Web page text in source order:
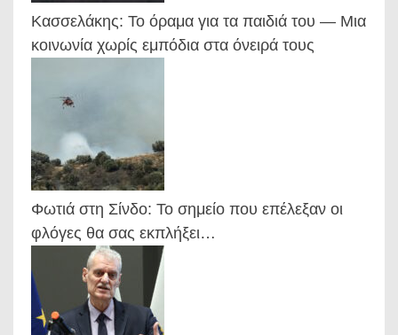
Κασσελάκης: Το όραμα για τα παιδιά του — Μια
κοινωνία χωρίς εμπόδια στα όνειρά τους
Φωτιά στη Σίνδο: Το σημείο που επέλεξαν οι
φλόγες θα σας εκπλήξει…